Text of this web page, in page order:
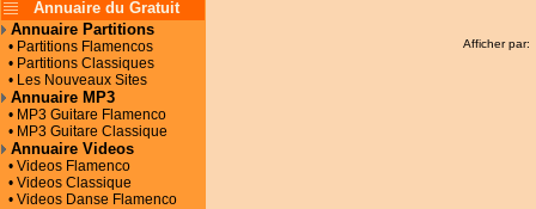
Annuaire du Gratuit
Annuaire Partitions
• Partitions Flamencos
• Partitions Classiques
• Les Nouveaux Sites
Annuaire MP3
• MP3 Guitare Flamenco
• MP3 Guitare Classique
Annuaire Videos
• Videos Flamenco
• Videos Classique
• Videos Danse Flamenco
Afficher par: